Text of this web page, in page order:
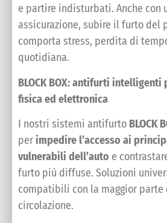
e partire indisturbati. Anche con
assicurazione, subire il furto del
comporta stress, perdita di
quotidiana.
BLOCK BOX: antifurti
fisica ed elettronica
I nostri sistemi antifurto BLOCK
perimpedire l’accesso ai
vulnerabili dell’auto e
furto più diffuse. Soluzioni
compatibili con la maggior
circolazione.